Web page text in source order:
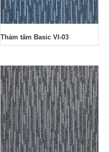
Thảm tấm Basic VI-03